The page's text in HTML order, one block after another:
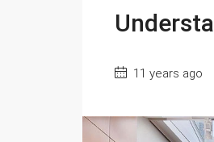
11 years ago